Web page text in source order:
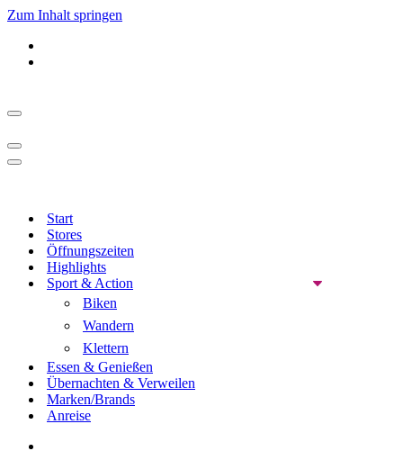
Zum Inhalt springen
Navigationsmenü
Navigationsmenü
Navigationsmenü
Start
Stores
Öffnungszeiten
Highlights
Sport & Action
Biken
Wandern
Klettern
Essen & Genießen
Übernachten & Verweilen
Marken/Brands
Anreise